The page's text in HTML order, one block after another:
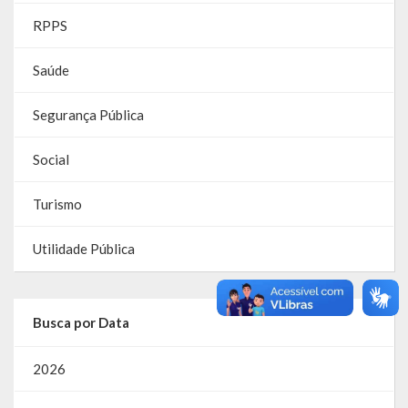
RREO
PPA
LOA
Portal da Transparência
RPPS
Saúde
Segurança Pública
Social
Turismo
Utilidade Pública
Busca por Data
2026